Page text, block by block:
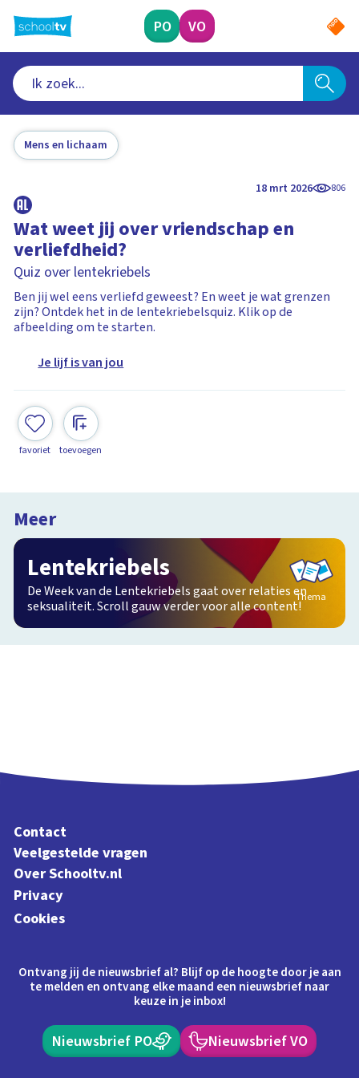
naar
hoofdinhoud
PO VO
Mens en lichaam
18 mrt 2026 806
Wat weet jij over vriendschap en
verliefdheid?
Quiz over lentekriebels
Ben jij wel eens verliefd geweest? En weet je wat grenzen
zijn? Ontdek het in de lentekriebelsquiz. Klik op de
afbeelding om te starten.
Je lijf is van jou
favoriet toevoegen
Meer
Lentekriebels
De Week van de Lentekriebels gaat over relaties en
seksualiteit. Scroll gauw verder voor alle content!
Thema
Contact
Veelgestelde vragen
Over Schooltv.nl
Privacy
Cookies
Ontvang jij de nieuwsbrief al? Blijf op de hoogte door je aan
te melden en ontvang elke maand een nieuwsbrief naar
keuze in je inbox!
Nieuwsbrief PO Nieuwsbrief VO